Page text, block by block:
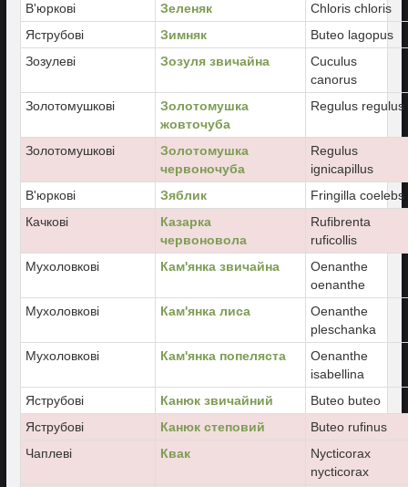
В'юркові
Зеленяк
Chloris chloris
Яструбові
Зимняк
Buteo lagopus
Зозулеві
Зозуля звичайна
Cuculus
canorus
Золотомушкові
Золотомушка
жовточуба
Regulus regulus
Золотомушкові
Золотомушка
червоночуба
Regulus
ignicapillus
В'юркові
Зяблик
Fringilla coelebs
Качкові
Казарка
червоновола
Rufibrenta
ruficollis
Мухоловкові
Кам'янка звичайна
Oenanthe
oenanthe
Мухоловкові
Кам'янка лиса
Oenanthe
pleschanka
Мухоловкові
Кам'янка попеляста
Oenanthe
isabellina
Яструбові
Канюк звичайний
Buteo buteo
Яструбові
Канюк степовий
Buteo rufinus
Чаплеві
Квак
Nycticorax
nycticorax